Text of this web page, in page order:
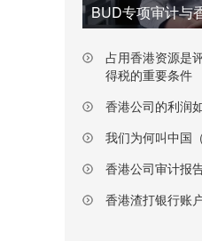
占用香港资源是
得税的重要条件
香港公司的利润
我们为何叫中国（
香港公司审计报
香港渣打银行账